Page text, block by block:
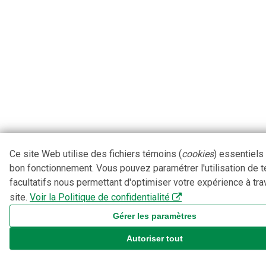
Ce site Web utilise des fichiers témoins (cookies) essentiels
bon fonctionnement. Vous pouvez paramétrer l'utilisation de
facultatifs nous permettant d'optimiser votre expérience à
site. Voir la Politique de confidentialité
Gérer les paramètres
Autoriser tout